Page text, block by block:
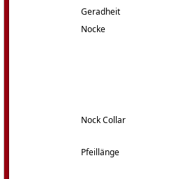
Geradheit
Nocke
Nock Collar
Pfeillänge